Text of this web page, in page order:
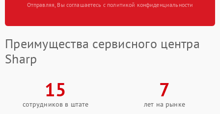
Отправляя, Вы соглашаетесь с политикой конфиденциальности
Преимущества сервисного центра
Sharp
15
сотрудников в штате
7
лет на рынке